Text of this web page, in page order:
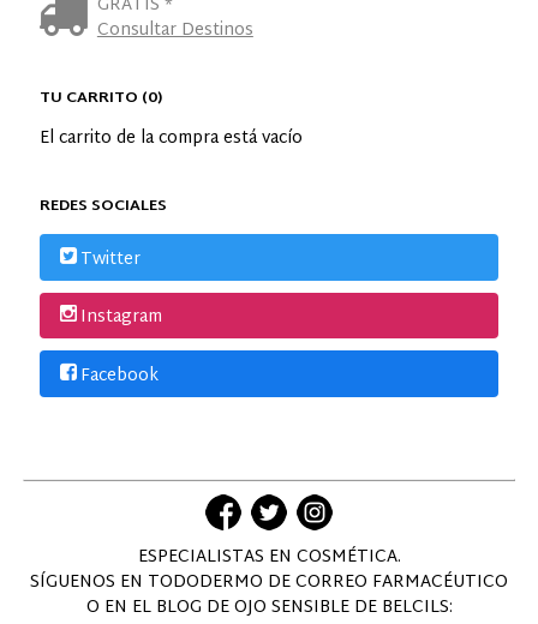
Consultar Destinos
TU CARRITO (0)
El carrito de la compra está vacío
REDES SOCIALES
Twitter
Instagram
Facebook
ESPECIALISTAS EN COSMÉTICA.
SÍGUENOS EN TODODERMO DE CORREO FARMACÉUTICO
O EN EL BLOG DE OJO SENSIBLE DE BELCILS: